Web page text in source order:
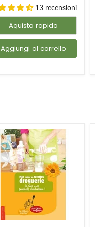
13 recensioni
Aquisto rapido
Aggiungi al carrello